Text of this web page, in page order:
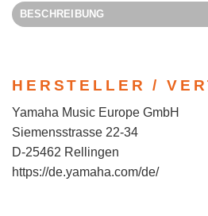
BESCHREIBUNG
HERSTELLER /
Yamaha Music Europe GmbH
Siemensstrasse 22-34
D-25462 Rellingen
https://de.yamaha.com/de/